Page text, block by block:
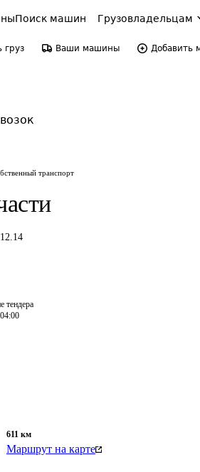
Поиск машин Грузовладельцам
груз Ваши машины Добавить
транспорт
тендера
611 км
Маршрут на карте